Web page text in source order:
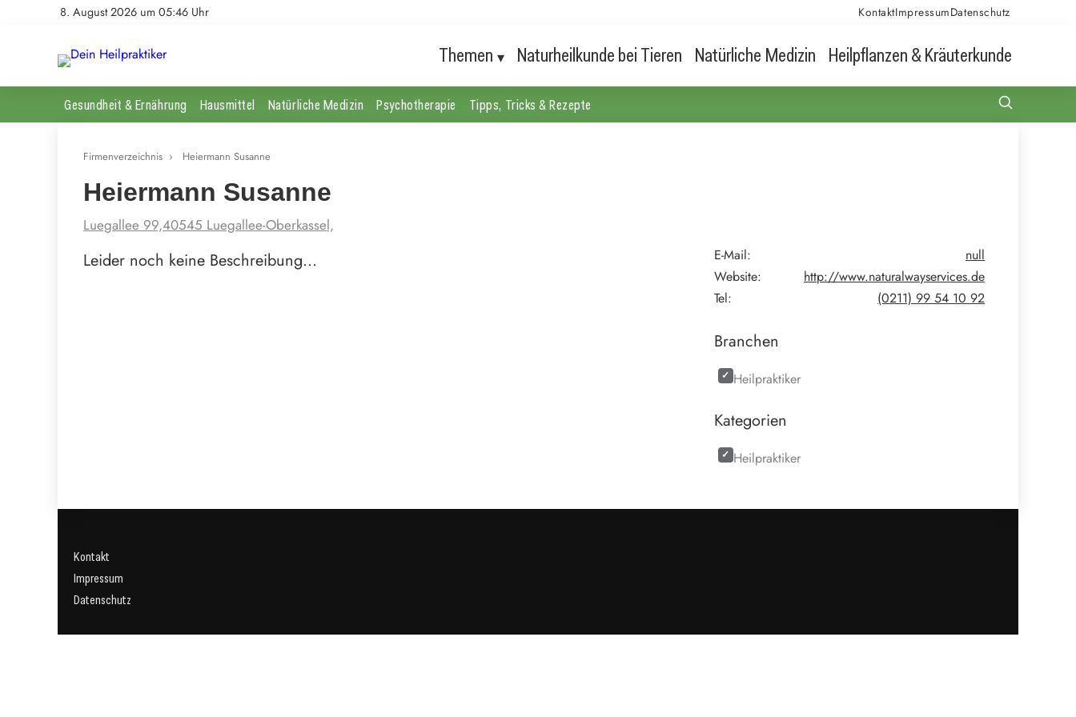
8. August 2026 um 05:46 Uhr KontaktImpressumDatenschutz
Themen Naturheilkunde bei Tieren Natürliche Medizin Heilpflanzen & Kräuterkunde
Gesundheit & Ernährung Hausmittel Natürliche Medizin Psychotherapie Tipps, Tricks & Rezepte
Firmenverzeichnis › Heiermann Susanne
Heiermann Susanne
Luegallee 99,40545 Luegallee-Oberkassel,
Leider noch keine Beschreibung… E-Mail:
null
Website:
http://www.naturalwayservices.de
Tel:
(0211) 99 54 10 92
Branchen
Heilpraktiker
Kategorien
Heilpraktiker
Kontakt
Impressum
Datenschutz